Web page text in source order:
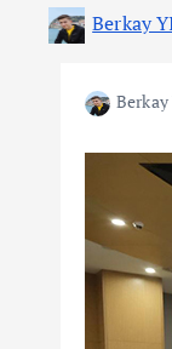
Berkay